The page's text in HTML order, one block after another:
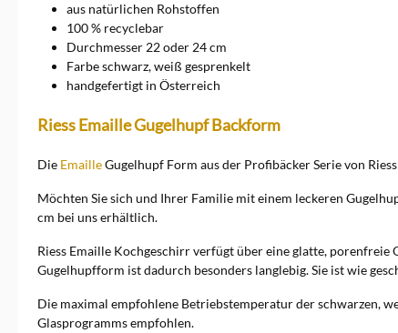
aus natürlichen Rohstoffen
100 % recyclebar
Durchmesser 22 oder 24 cm
Farbe schwarz, weiß gesprenkelt
handgefertigt in Österreich
Riess Emaille Gugelhupf Backform
Die EmailleGugelhupf Form aus der Profibäcker Serie von
Möchten Sie sich und Ihrer Familie mit einem leckeren
cm bei uns erhältlich.
Riess Emaille Kochgeschirr verfügt über eine glatte,
Gugelhupfform ist dadurch besonders langlebig. Sie ist wie
Die maximal empfohlene Betriebstemperatur der schwarzen,
Glasprogramms empfohlen.